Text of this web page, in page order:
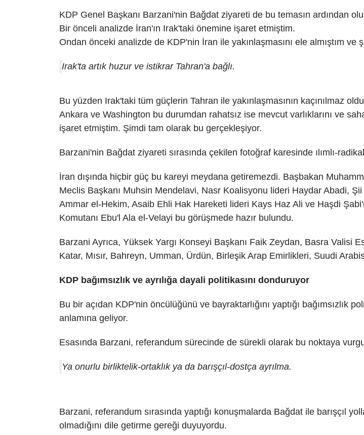
KDP Genel Başkanı Barzani'nin Bağdat ziyareti de bu temasın ardından
Bir önceli analizde İran'ın Irak'taki önemine işaret etmiştim.
Ondan önceki analizde de KDP'nin İran ile yakınlaşmasını ele almıştım
Irak'ta artık huzur ve istikrar Tahran'a bağlı.
Bu yüzden Irak'taki tüm güçlerin Tahran ile yakınlaşmasının kaçınılmaz
Ankara ve Washington bu durumdan rahatsız ise mevcut varlıklarını ve
işaret etmiştim. Şimdi tam olarak bu gerçekleşiyor.
Barzani'nin Bağdat ziyareti sırasında çekilen fotoğraf karesinde ılımlı-
İran dışında hiçbir güç bu kareyi meydana getiremezdi. Başbakan
Meclis Başkanı Muhsin Mendelavi, Nasr Koalisyonu lideri Haydar Abadi,
Ammar el-Hekim, Asaib Ehli Hak Hareketi lideri Kays Haz Ali ve Haşdi
Komutanı Ebu'l Ala el-Velayi bu görüşmede hazır bulundu.
Barzani Ayrıca, Yüksek Yargı Konseyi Başkanı Faik Zeydan, Basra Valisi
Katar, Mısır, Bahreyn, Umman, Ürdün, Birleşik Arap Emirlikleri, Suudi
KDP bağımsızlık ve ayrılığa dayali politikasını donduruyor
Bu bir açıdan KDP'nin öncülüğünü ve bayraktarlığını yaptığı bağımsızlık
anlamına geliyor.
Esasında Barzani, referandum sürecinde de sürekli olarak bu noktaya
Ya onurlu birliktelik-ortaklık ya da barışçıl-dostça ayrılma.
Barzani, referandum sırasında yaptığı konuşmalarda Bağdat ile barışçıl
olmadığını dile getirme gereği duyuyordu.